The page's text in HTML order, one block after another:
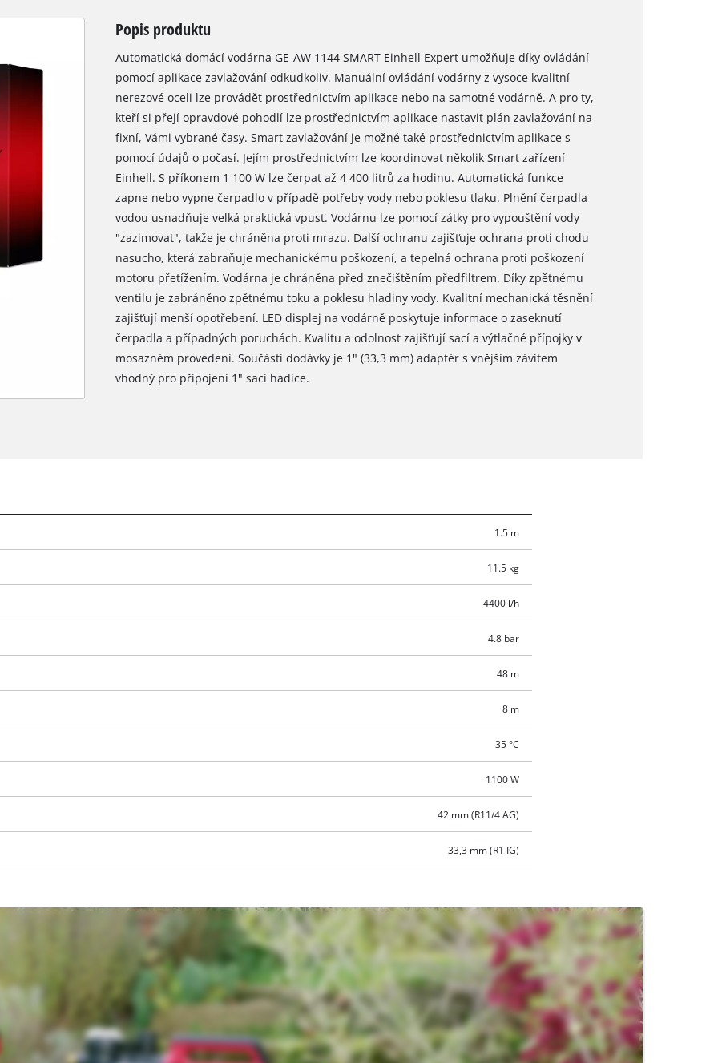
visitor. The website owner needs to setup
to the list of technologies used.
Usercentrics Consent
Management Platform
Popis produktu
Automatická domácí vodárna GE-AW 1144 SMART Einhell Expert umožňuje díky ovládání
pomocí aplikace zavlažování odkudkoliv. Manuální ovládání vodárny z vysoce kvalitní
nerezové oceli lze provádět prostřednictvím aplikace nebo na samotné vodárně. A pro ty,
kteří si přejí opravdové pohodlí lze prostřednictvím aplikace nastavit plán zavlažování na
fixní, Vámi vybrané časy. Smart zavlažování je možné také prostřednictvím aplikace s
pomocí údajů o počasí. Jejím prostřednictvím lze koordinovat několik Smart zařízení
Einhell. S příkonem 1 100 W lze čerpat až 4 400 litrů za hodinu. Automatická funkce
zapne nebo vypne čerpadlo v případě potřeby vody nebo poklesu tlaku. Plnění čerpadla
vodou usnadňuje velká praktická vpusť. Vodárnu lze pomocí zátky pro vypouštění vody
"zazimovat", takže je chráněna proti mrazu. Další ochranu zajišťuje ochrana proti chodu
nasucho, která zabraňuje mechanickému poškození, a tepelná ochrana proti poškození
motoru přetížením. Vodárna je chráněna před znečištěním předfiltrem. Díky zpětnému
ventilu je zabráněno zpětnému toku a poklesu hladiny vody. Kvalitní mechanická těsnění
zajišťují menší opotřebení. LED displej na vodárně poskytuje informace o zaseknutí
čerpadla a případných poruchách. Kvalitu a odolnost zajišťují sací a výtlačné přípojky v
mosazném provedení. Součástí dodávky je 1" (33,3 mm) adaptér s vnějším závitem
vhodný pro připojení 1" sací hadice.
1.5 m
11.5 kg
4400 l/h
4.8 bar
48 m
8 m
35 °C
1100 W
42 mm (R11/4 AG)
33,3 mm (R1 IG)